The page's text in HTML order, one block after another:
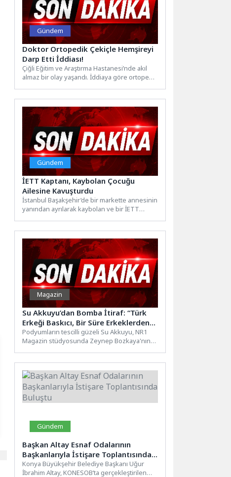
Gündem
Doktor Ortopedik Çekiçle Hemşireyi
Darp Etti İddiası!
Çiğli Eğitim ve Araştırma Hastanesi’nde akıl
almaz bir olay yaşandı. İddiaya göre ortopedi
Gündem
İETT Kaptanı, Kaybolan Çocuğu
Ailesine Kavuşturdu
İstanbul Başakşehir’de bir markette annesinin
yanından ayrılarak kaybolan ve bir İETT
Magazin
Su Akkuyu’dan Bomba İtiraf: “Türk
Erkeği Baskıcı, Bir Süre Erkeklerden
Uzak Duruyorum!”
Podyumların tescilli güzeli Su Akkuyu, NR1
Magazin stüdyosunda Zeynep Bozkaya'nın
Gündem
Başkan Altay Esnaf Odalarının
Başkanlarıyla İstişare Toplantısında
Buluştu
Konya Büyükşehir Belediye Başkanı Uğur
İbrahim Altay, KONESOB’ta gerçekleştirilen